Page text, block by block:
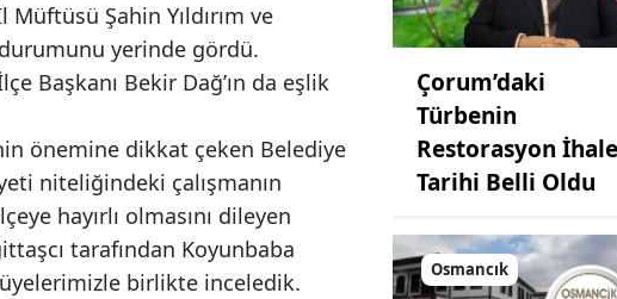
Bursa
Çanakkale
Çorum
Denizli
Diyarbakır
Şahin Yıldırım ve
yerinde gördü.
Başkanı Bekir Dağ’ın da eşlik
önemine dikkat çeken Belediye
niteliğindeki çalışmanın
hayırlı olmasını dileyen
tarafından Koyunbaba
birlikte inceledik.
Çorum’daki
Türbenin
Restorasyon
Tarihi Belli Oldu
Osmancık